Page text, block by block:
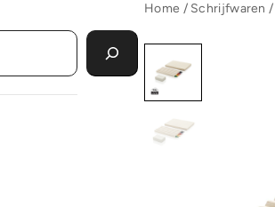
Home / Schrijfwaren /